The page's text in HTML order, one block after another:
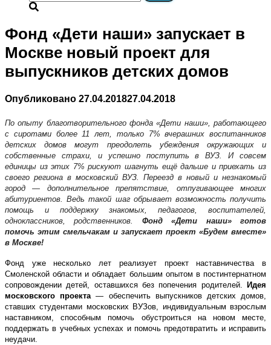
Фонд «Дети наши» запускает в
Москве новый проект для
выпускников детских домов
Опубликовано 27.04.201827.04.2018
По опыту благотворительного фонда «Дети наши», работающего
с сиротами более 11 лет, только 7% вчерашних воспитанников
детских домов могут преодолеть убеждения окружающих и
собственные страхи, и успешно поступить в ВУЗ. И совсем
единицы из этих 7% рискуют шагнуть ещё дальше и приехать из
своего региона в московский ВУЗ. Переезд в новый и незнакомый
город — дополнительное препятствие, отпугивающее многих
абитуриентов. Ведь такой шаг обрывает возможность получить
помощь и поддержку знакомых, педагогов, воспитателей,
одноклассников, родственников. Фонд «Дети наши» готов
помочь этим смельчакам и запускает проект «Будем вместе»
в Москве!
Фонд уже несколько лет реализует проект наставничества в
Смоленской области и обладает большим опытом в постинтернатном
сопровождении детей, оставшихся без попечения родителей.
Идея
московского проекта— обеспечить выпускников детских домов,
ставших студентами московских ВУЗов, индивидуальным взрослым
наставником, способным помочь обустроиться на новом месте,
поддержать в учебных успехах и помочь предотвратить и исправить
неудачи.